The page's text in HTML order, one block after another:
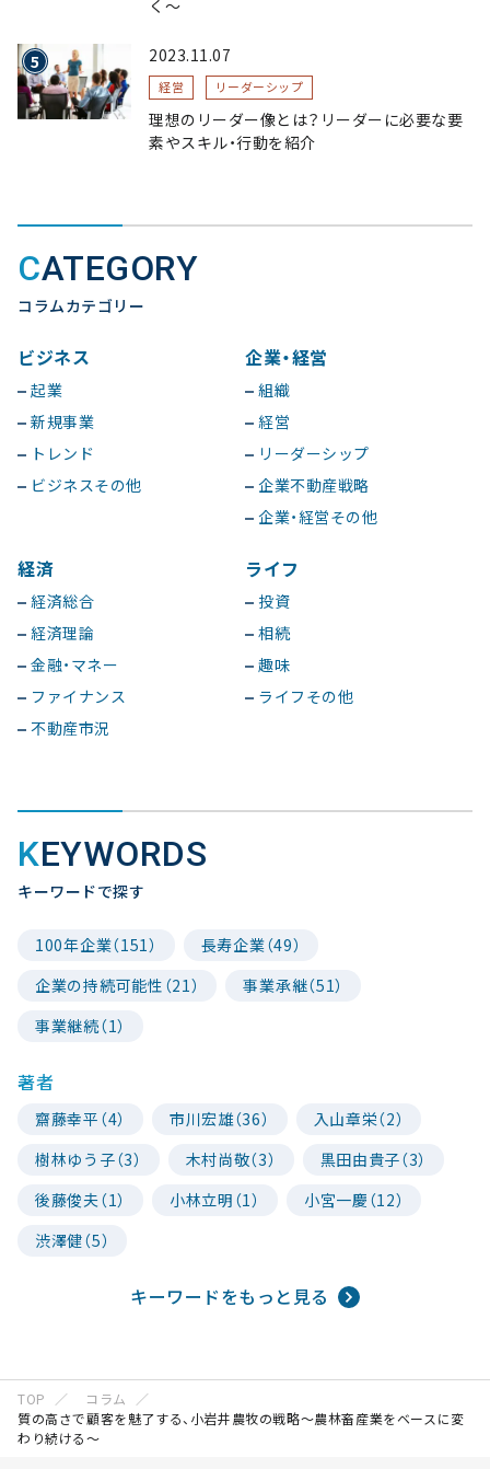
く〜
2023.11.07
経営 リーダーシップ
理想のリーダー像とは？リーダーに必要な要
素やスキル・行動を紹介
CATEGORY
コラムカテゴリー
ビジネス
起業
新規事業
トレンド
ビジネスその他
企業・経営
組織
経営
リーダーシップ
企業不動産戦略
企業・経営その他
経済
経済総合
経済理論
金融・マネー
ファイナンス
不動産市況
ライフ
投資
相続
趣味
ライフその他
KEYWORDS
キーワードで探す
100年企業（151）
長寿企業（49）
企業の持続可能性（21）
事業承継（51）
事業継続（1）
著者
齋藤幸平（4） 市川宏雄（36）
入山章栄（2）
樹林ゆう子（3）
木村尚敬（3）
黒田由貴子（3）
後藤俊夫（1）
小林立明（1）
小宮一慶（12）
渋澤健（5）
キーワードをもっと見る
TOP
コラム
質の高さで顧客を魅了する、小岩井農牧の戦略〜農林畜産業をベースに変
わり続ける〜